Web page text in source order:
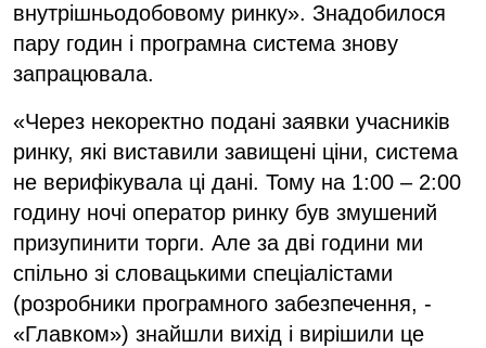
внутрішньодобовому ринку». Знадобилося
пару годин і програмна система знову
запрацювала.
«Через некоректно подані заявки учасників
ринку, які виставили завищені ціни, система
не верифікувала ці дані. Тому на 1:00 – 2:00
годину ночі оператор ринку був змушений
призупинити торги. Але за дві години ми
спільно зі словацькими спеціалістами
(розробники програмного забезпечення, -
«Главком») знайшли вихід і вирішили це